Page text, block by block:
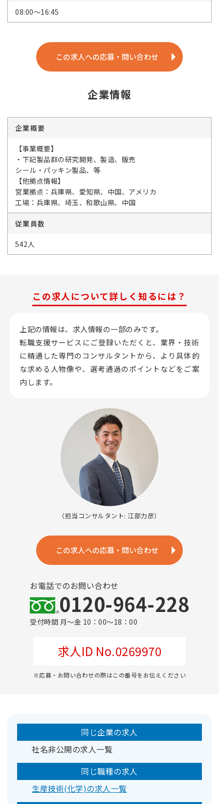
08:00～16:45
この求人への応募・問い合わせ
企業情報
企業概要
【事業概要】
・下記製品群の研究開発、製造、販売
シール・パッキン製品、等
【他拠点情報】
営業拠点：兵庫県、愛知県、中国、アメリカ
工場：兵庫県、埼玉、和歌山県、中国
従業員数
542人
この求人について詳しく知るには？
上記の情報は、求人情報の一部のみです。
転職支援サービスにご登録いただくと、業界・技術
に精通した専門のコンサルタントから、 より具体的
な求める人物像や、選考通過のポイントなどをご案
内します。
（担当コンサルタント: 江部力彦）
この求人への応募・問い合わせ
お電話でのお問い合わせ
0120-964-228
受付時間 月～金 10：00～18：00
求人ID No.0269970
※応募・お問い合わせの際はこの番号をお伝えください
同じ企業の求人
社名非公開の求人一覧
同じ職種の求人
生産技術(化学)の求人一覧